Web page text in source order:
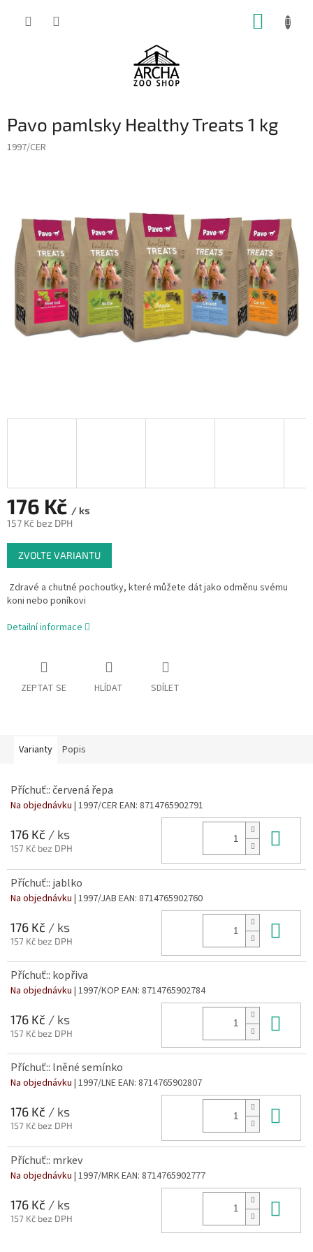
Pavo pamlsky Healthy Treats 1 kg
1997/CER
176 Kč / ks
157 Kč bez DPH
Měrná
cena:
ZVOLTE VARIANTU
Zdravé a chutné pochoutky, které můžete dát jako odměnu svému
koni nebo poníkovi
Detailní informace
ZEPTAT SE HLÍDAT SDÍLET
Varianty Popis
Příchuť:: červená řepa
Na objednávku | 1997/CER EAN: 8714765902791
176 Kč / ks
157 Kč bez DPH
Příchuť:: jablko
Na objednávku | 1997/JAB EAN: 8714765902760
176 Kč / ks
157 Kč bez DPH
Příchuť:: kopřiva
Na objednávku | 1997/KOP EAN: 8714765902784
176 Kč / ks
157 Kč bez DPH
Příchuť:: lněné semínko
Na objednávku | 1997/LNEEAN: 8714765902807
176 Kč / ks
157 Kč bez DPH
Příchuť:: mrkev
Na objednávku | 1997/MRKEAN: 8714765902777
176 Kč / ks
157 Kč bez DPH